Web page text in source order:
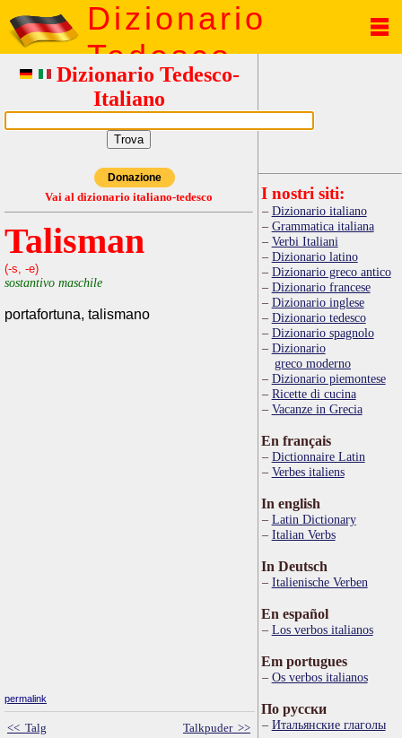
Dizionario
Tedesco
Dizionario Tedesco-
Italiano
Donazione
Vai al dizionario italiano-tedesco
Talisman
(-s, -e)
sostantivo maschile
portafortuna, talismano
permalink
<< Talg Talkpuder >>
I nostri siti:
Dizionario italiano
Grammatica italiana
Verbi Italiani
Dizionario latino
Dizionario greco antico
Dizionario francese
Dizionario inglese
Dizionario tedesco
Dizionario spagnolo
Dizionario
greco moderno
Dizionario piemontese
Ricette di cucina
Vacanze in Grecia
En français
Dictionnaire Latin
Verbes italiens
In english
Latin Dictionary
Italian Verbs
In Deutsch
Italienische Verben
En español
Los verbos italianos
Em portugues
Os verbos italianos
По русски
Итальянские глаголы